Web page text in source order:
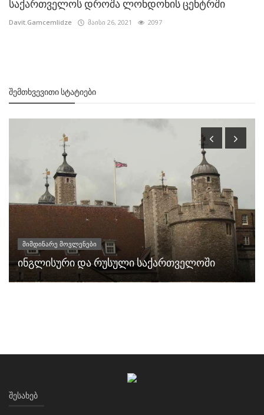
საქართველოს დროშა ლონდონის ცენტრში
Davit.Gamcemlidze მაისი 26, 2021 2097
ᲨᲔᲛᲗᲮᲕᲔᲕᲘᲗᲘ ᲡᲢᲐᲢᲘᲔᲑᲘ
მიმდინარე მოვლენები
ინგლისური და რუსული საქართველოში
ᲨᲔᲡᲐᲮᲔᲑ